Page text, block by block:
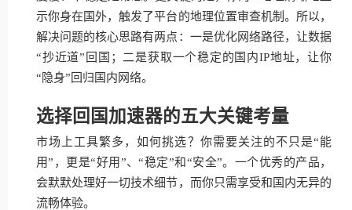
示你身在国外，触发了平台的地理位置审查机制。所以，
解决问题的核心思路有两点：一是优化网络路径，让数据
“抄近道”回国；二是获取一个稳定的国内IP地址，让你
“隐身”回归国内网络。
选择回国加速器的五大关键考量
市场上工具繁多，如何挑选？你需要关注的不只是“能
用”，更是“好用”、“稳定”和“安全”。一个优秀的产品，
会默默处理好一切技术细节，而你只需享受和国内无异的
流畅体验。